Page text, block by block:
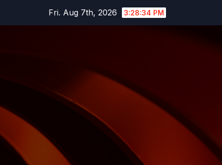
Fri. Aug 7th, 2026 3:28:36 PM